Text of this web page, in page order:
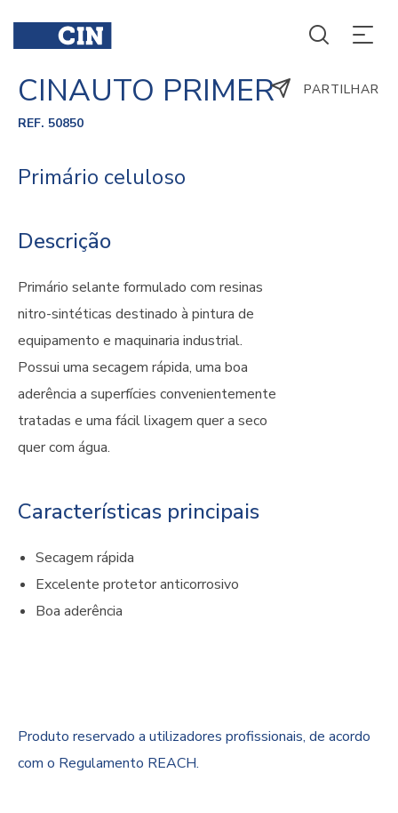
CINAUTO PRIMER
REF. 50850
Primário celuloso
Descrição
Primário selante formulado com resinas
nitro-sintéticas destinado à pintura de
equipamento e maquinaria industrial.
Possui uma secagem rápida, uma boa
aderência a superfícies convenientemente
tratadas e uma fácil lixagem quer a seco
quer com água.
Características principais
Secagem rápida
Excelente protetor anticorrosivo
Boa aderência
PARTILHAR
Produto reservado a utilizadores profissionais, de acordo
com o Regulamento REACH.